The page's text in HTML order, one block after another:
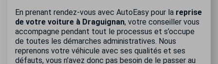
En prenant rendez-vous avec AutoEasy pour la reprise
de votre voiture à Draguignan, votre conseiller vous
accompagne pendant tout le processus et s’occupe
de toutes les démarches administratives. Nous
reprenons votre véhicule avec ses qualités et ses
défauts, vous n’avez donc pas besoin de le passer au